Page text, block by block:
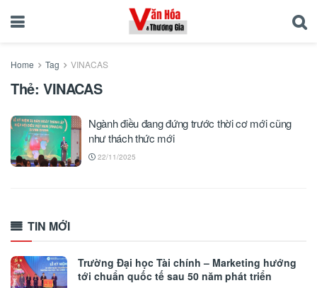
Home Tag VINACAS
Thẻ: VINACAS
Ngành điều đang đứng trước thời cơ mới cũng
như thách thức mới
22/11/2025
TIN MỚI
Trường Đại học Tài chính – Marketing hướng
tới chuẩn quốc tế sau 50 năm phát triển